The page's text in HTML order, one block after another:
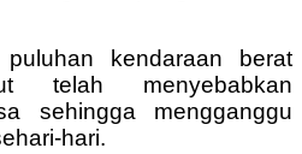
kendaraan berat
telah menyebabkan
sehingga mengganggu
hari.